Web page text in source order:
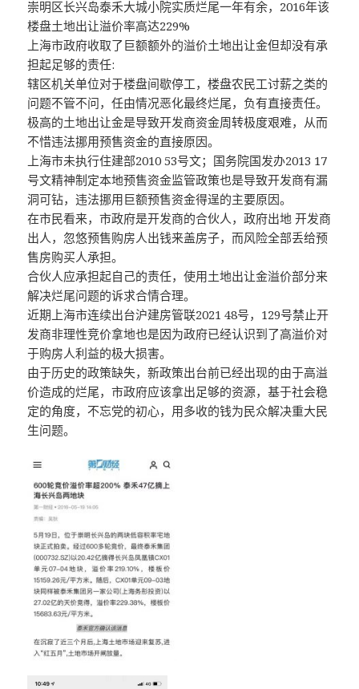
崇明区长兴岛泰禾大城小院实质烂尾一年有余，2016年该
楼盘土地出让溢价率高达229%
上海市政府收取了巨额额外的溢价土地出让金但却没有承
担起足够的责任:
辖区机关单位对于楼盘间歇停工，楼盘农民工讨薪之类的
问题不管不问，任由情况恶化最终烂尾，负有直接责任。
极高的土地出让金是导致开发商资金周转极度艰难，从而
不惜违法挪用预售资金的直接原因。
上海市未执行住建部2010 53号文；国务院国发办2013 17
号文精神制定本地预售资金监管政策也是导致开发商有漏
洞可钻，违法挪用巨额预售资金得逞的主要原因。
在市民看来，市政府是开发商的合伙人，政府出地 开发商
出人，忽悠预售购房人出钱来盖房子，而风险全部丢给预
售房购买人承担。
合伙人应承担起自己的责任，使用土地出让金溢价部分来
解决烂尾问题的诉求合情合理。
近期上海市连续出台沪建房管联2021 48号，129号禁止开
发商非理性竞价拿地也是因为政府已经认识到了高溢价对
于购房人利益的极大损害。
由于历史的政策缺失，新政策出台前已经出现的由于高溢
价造成的烂尾，市政府应该拿出足够的资源，基于社会稳
定的角度，不忘党的初心，用多收的钱为民众解决重大民
生问题。